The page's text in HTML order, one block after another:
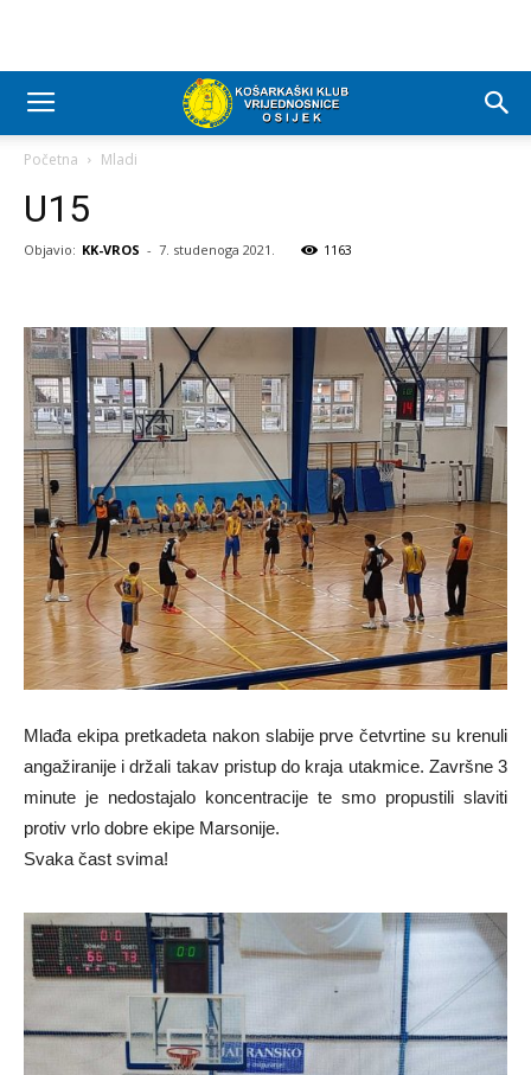
Početna Mladi
U15
Objavio: KK-VROS - 7. studenoga 2021. 1163
Mlađa ekipa pretkadeta nakon slabije prve četvrtine su krenuli
angažiranije i držali takav pristup do kraja utakmice. Završne 3
minute je nedostajalo koncentracije te smo propustili slaviti
protiv vrlo dobre ekipe Marsonije.
Svaka čast svima!